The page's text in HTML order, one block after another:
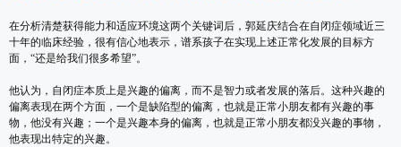
在分析清楚获得能力和适应环境这两个关键词后，郭延庆结合在自闭症领域近三
十年的临床经验，很有信心地表示，谱系孩子在实现上述正常化发展的目标方
面，“还是给我们很多希望”。
他认为，自闭症本质上是兴趣的偏离，而不是智力或者发展的落后。这种兴趣的
偏离表现在两个方面，一个是缺陷型的偏离，也就是正常小朋友都有兴趣的事
物，他没有兴趣；一个是兴趣本身的偏离，也就是正常小朋友都没兴趣的事物，
他表现出特定的兴趣。